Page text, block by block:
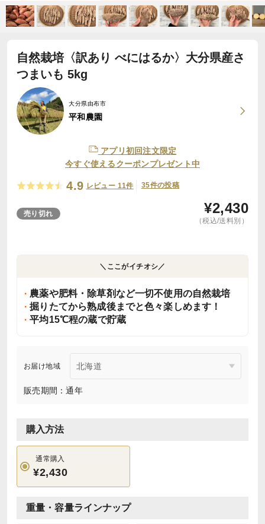
自然栽培〈訳あり べにはるか〉大分県産さ
つまいも 5kg
大分県由布市
平和農園
アプリ初回注文限定
今すぐ使えるクーポンプレゼント中
4.9 レビュー 11件 35件の投稿
売り切れ ¥2,430
（税込/送料別）
＼ここがイチオシ／
農薬や肥料・除草剤など一切不使用の自然栽培
掘りたてから熟成後までと色々楽しめます！
平均15℃程の蔵で貯蔵
お届け地域
販売期間：通年
購入方法
通常購入
¥2,430
重量・容量ラインナップ